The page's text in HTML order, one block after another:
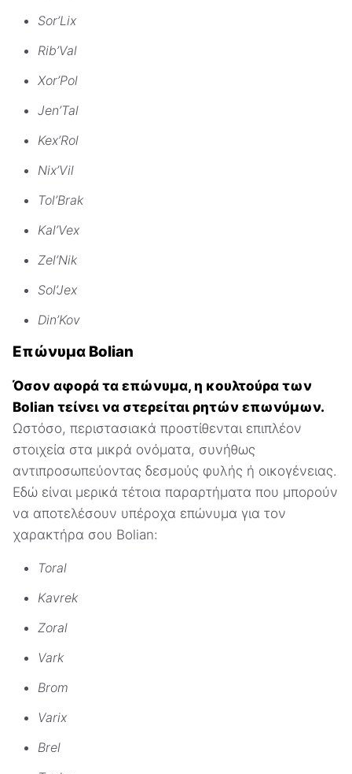
Sor’Lix
Rib’Val
Xor’Pol
Jen’Tal
Kex’Rol
Nix’Vil
Tol’Brak
Kal’Vex
Zel’Nik
Sol’Jex
Din’Kov
Επώνυμα Bolian
Όσον αφορά τα επώνυμα, η κουλτούρα των
Bolian τείνει να στερείται ρητών επωνύμων.
Ωστόσο, περιστασιακά προστίθενται επιπλέον
στοιχεία στα μικρά ονόματα, συνήθως
αντιπροσωπεύοντας δεσμούς φυλής ή οικογένειας.
Εδώ είναι μερικά τέτοια παραρτήματα που μπορούν
να αποτελέσουν υπέροχα επώνυμα για τον
χαρακτήρα σου Bolian:
Toral
Kavrek
Zoral
Vark
Brom
Varix
Brel